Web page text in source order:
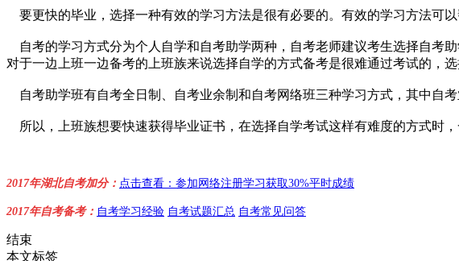
要更快的毕业，选择一种有效的学习方法是很有必要的。有效的学习方法可
自考的学习方式分为个人自学和自考助学两种，自考老师建议考生选择自考
对于一边上班一边备考的上班族来说选择自学的方式备考是很难通过考试的，
自考助学班有自考全日制、自考业余制和自考网络班三种学习方式，其中自
所以，上班族想要快速获得毕业证书，在选择自学考试这样有难度的方式时
2017年湖北自考加分： 点击查看：参加网络注册学习获取30%平时成绩
2017年自考备考： 自考学习经验 自考试题汇总 自考常见问答
结束
本文标签